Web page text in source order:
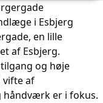
i Esbjerg
en lille
af Esbjerg.
og høje
vifte af
er i fokus.